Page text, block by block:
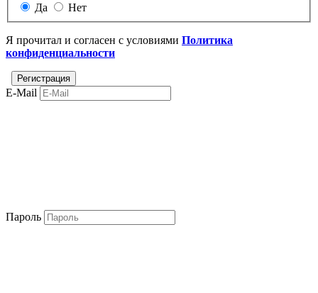
Да
Нет
Я прочитал и согласен с условиями Политика
конфиденциальности
E-Mail
Пароль